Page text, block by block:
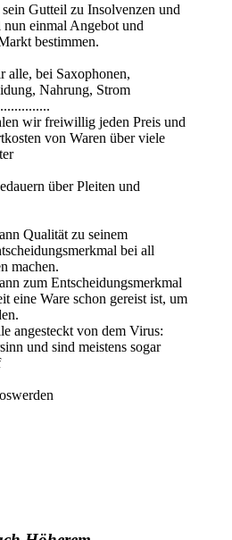
Gutteil zu Insolvenzen und
einmal Angebot und
bestimmen.
alle, bei Saxophonen,
Nahrung, Strom
wir freiwillig jeden Preis und
von Waren über viele
über Pleiten und
Qualität zu seinem
bei all
machen.
zum Entscheidungsmerkmal
eine Ware schon gereist ist, um
angesteckt von dem Virus:
und sind meistens sogar